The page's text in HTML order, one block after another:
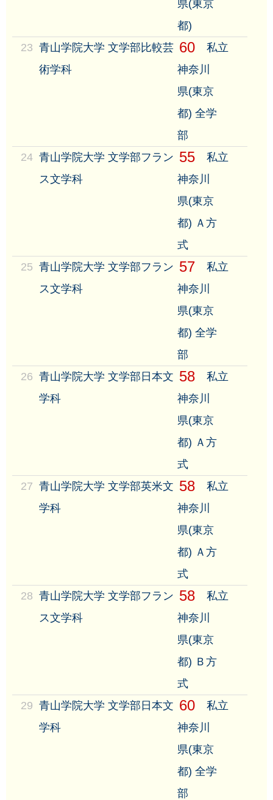
県(東京
都)
23 青山学院大学 文学部比較芸
術学科
60
私立
神奈川
県(東京
都) 全学
部
24 青山学院大学 文学部フラン
ス文学科
55
私立
神奈川
県(東京
都) Ａ方
式
25 青山学院大学 文学部フラン
ス文学科
57
私立
神奈川
県(東京
都) 全学
部
26 青山学院大学 文学部日本文
学科
58
私立
神奈川
県(東京
都) Ａ方
式
27 青山学院大学 文学部英米文
学科
58
私立
神奈川
県(東京
都) Ａ方
式
28 青山学院大学 文学部フラン
ス文学科
58
私立
神奈川
県(東京
都) Ｂ方
式
29 青山学院大学 文学部日本文
学科
60
私立
神奈川
県(東京
都) 全学
部